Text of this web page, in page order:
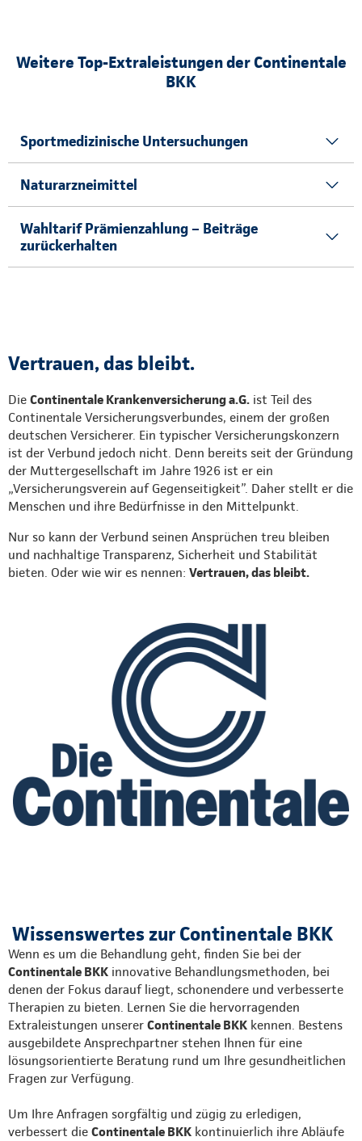
Weitere Top-Extraleistungen der Continentale
BKK
Sportmedizinische Untersuchungen
Naturarzneimittel
Wahltarif Prämienzahlung – Beiträge
zurückerhalten
Vertrauen, das bleibt.
Die Continentale Krankenversicherung a.G. ist Teil des
Continentale Versicherungsverbundes, einem der großen
deutschen Versicherer. Ein typischer Versicherungskonzern
ist der Verbund jedoch nicht. Denn bereits seit der Gründung
der Muttergesellschaft im Jahre 1926 ist er ein
„Versicherungsverein auf Gegenseitigkeit”. Daher stellt er die
Menschen und ihre Bedürfnisse in den Mittelpunkt.
Nur so kann der Verbund seinen Ansprüchen treu bleiben
und nachhaltige Transparenz, Sicherheit und Stabilität
bieten. Oder wie wir es nennen: Vertrauen, das bleibt.
Wissenswertes zur Continentale BKK
Wenn es um die Behandlung geht, finden Sie bei der
Continentale BKK innovative Behandlungsmethoden, bei
denen der Fokus darauf liegt, schonendere und verbesserte
Therapien zu bieten. Lernen Sie die hervorragenden
Extraleistungen unserer Continentale BKK kennen. Bestens
ausgebildete Ansprechpartner stehen Ihnen für eine
lösungsorientierte Beratung rund um Ihre gesundheitlichen
Fragen zur Verfügung.
Um Ihre Anfragen sorgfältig und zügig zu erledigen,
verbessert die Continentale BKK kontinuierlich ihre Abläufe